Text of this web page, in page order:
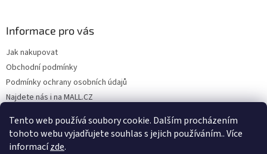
Tento web používá soubory cookie. Dalším procházením
tohoto webu vyjadřujete souhlas s jejich používáním.. Více
informacízde.
Informace pro vás
Jak nakupovat
Obchodní podmínky
Podmínky ochrany osobních údajů
Najdete nás i na MALL.CZ
Formulář pro uplatnění reklamace